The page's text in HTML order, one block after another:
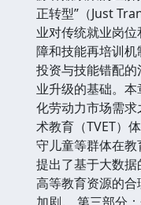
正转型”（Just
业对传统就业岗
障和技能再培训
投资与技能错配
业升级的基础。
化劳动力市场需
术教育（TVET）
守儿童等群体在
提出了基于大数
高等教育资源的合